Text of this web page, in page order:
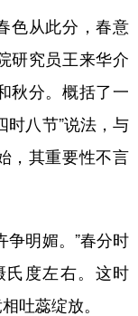
悦读
上市公司
山西
从此分，春意
研究员王来华介
秋分。概括了一
时八节”说法，与
，其重要性不言
明媚。”春分时
氏度左右。这时
吐蕊绽放。